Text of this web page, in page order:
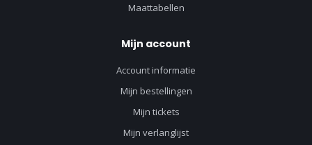
Maattabellen
Mijn account
Account informatie
Mijn bestellingen
Mijn tickets
Mijn verlanglijst